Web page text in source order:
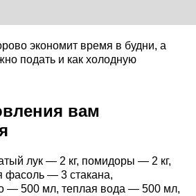
экономит время в будни, а
подать и как холодную
вам
лук — 2 кг, помидоры — 2 кг,
фасоль — 3 стакана,
— 500 мл, теплая вода — 500 мл,